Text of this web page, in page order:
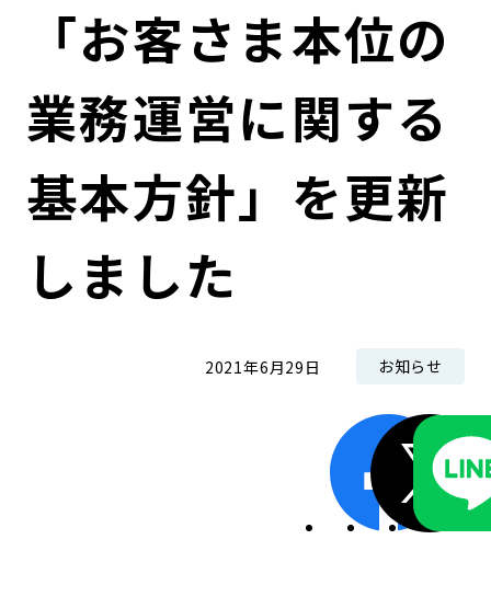
コンプライアンス
ガバナンス
コンダクト向上の取組み
ローカル共創イニシアティブ
個人投資家のみなさまへ
株式情報
財務情報・IR資料
IRニュース
担当役員メッセージ
サステナビリティマネジメント
持続可能な金融のフレームワーク
環境
「お客さま本位の
業務運営に関する
基本方針」を更新
しました
2021年6月29日 お知らせ